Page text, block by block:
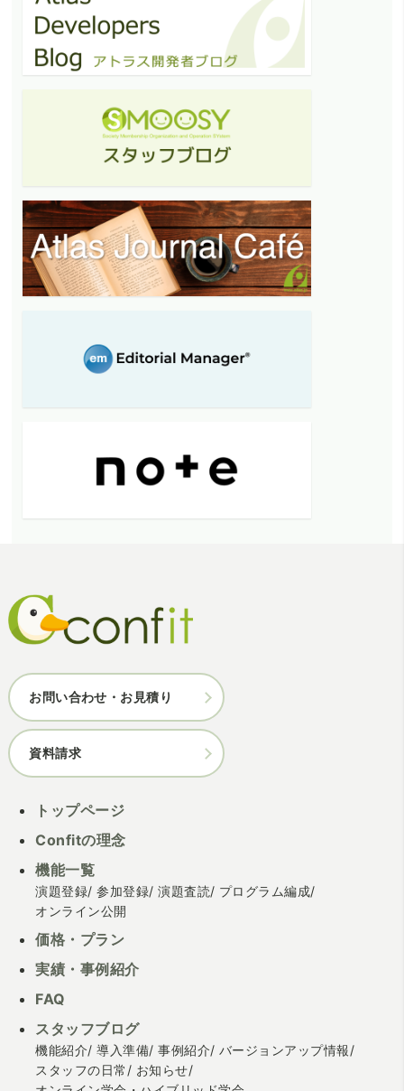
お問い合わせ・お見積り
資料請求
トップページ
Confitの理念
機能一覧
演題登録 参加登録 演題査読
プログラム編成
オンライン公開
価格・プラン
実績・事例紹介
FAQ
スタッフブログ
機能紹介 導入準備 事例紹介
バージョンアップ情報
スタッフの日常
お知らせ